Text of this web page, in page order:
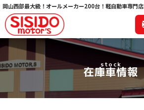
岡山西部最大級！オールメーカー200台！軽自動車専門店
stock
在庫車情報